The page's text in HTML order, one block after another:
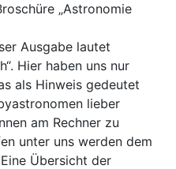
„Astronomie
Ausgabe lautet
Hier haben uns nur
als Hinweis gedeutet
lieber
am Rechner zu
unter uns werden dem
Übersicht der